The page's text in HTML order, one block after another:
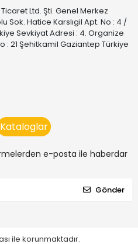
Ltd. Şti. Genel Merkez
Sok. Hatice Karslıgil Apt. No : 4 /
Sevkiyat Adresi : 4. Organize
: 21 Şehitkamil Gaziantep Türkiye
Kataloglar
e-posta ile haberdar
Gönder
ile korunmaktadır.